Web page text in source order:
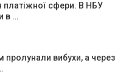
платіжної сфери. В НБУ
в …
пролунали вибухи, а через